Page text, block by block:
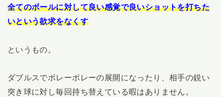
全てのボールに対して良い感覚で良いショットを打ちた
いという欲求をなくす
というもの。
ダブルスでボレーボレーの展開になったり、相手の鋭い
突き球に対し毎回持ち替えている暇はありません。